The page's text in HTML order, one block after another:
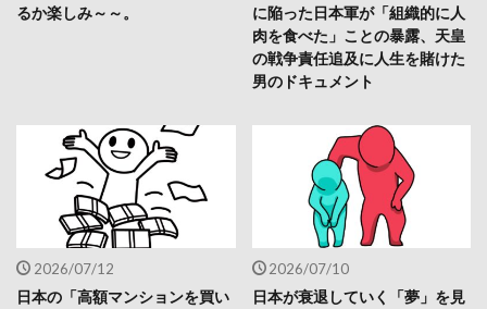
るか楽しみ～～。
に陥った日本軍が「組織的に人
肉を食べた」ことの暴露、天皇
の戦争責任追及に人生を賭けた
男のドキュメント
2026/07/12
日本の「高額マンションを買い
2026/07/10
日本が衰退していく「夢」を見